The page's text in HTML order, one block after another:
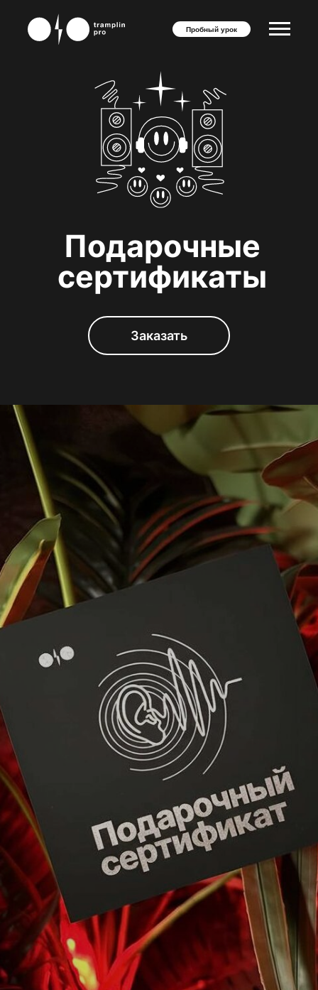
Пробный урок
Подарочные
сертификаты
Заказать